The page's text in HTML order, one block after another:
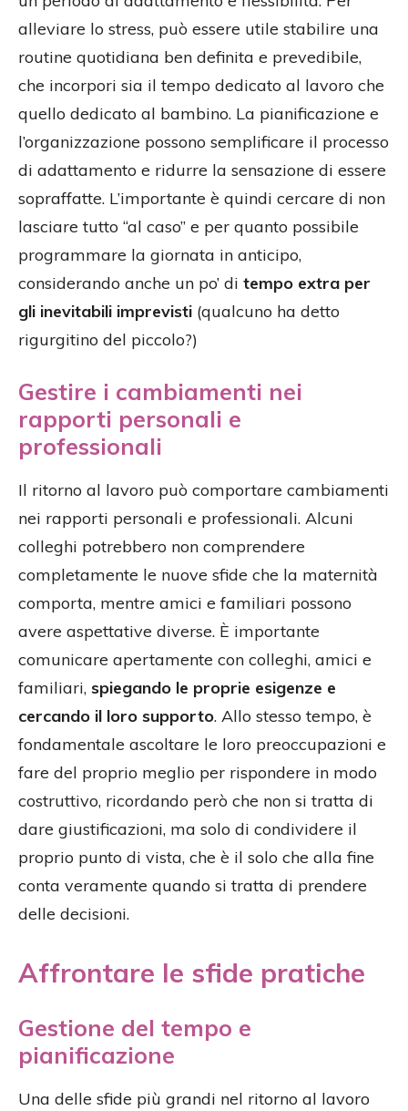
alleviare lo stress, può essere utile stabilire una
routine quotidiana ben definita e prevedibile,
che incorpori sia il tempo dedicato al lavoro che
quello dedicato al bambino. La pianificazione e
l’organizzazione possono semplificare il processo
di adattamento e ridurre la sensazione di essere
sopraffatte. L’importante è quindi cercare di non
lasciare tutto “al caso” e per quanto possibile
programmare la giornata in anticipo,
considerando anche un po’ di tempo extra per
gli inevitabili imprevisti (qualcuno ha detto
rigurgitino del piccolo?)
Gestire i cambiamenti nei
rapporti personali e
professionali
Il ritorno al lavoro può comportare cambiamenti
nei rapporti personali e professionali. Alcuni
colleghi potrebbero non comprendere
completamente le nuove sfide che la maternità
comporta, mentre amici e familiari possono
avere aspettative diverse. È importante
comunicare apertamente con colleghi, amici e
familiari, spiegando le proprie esigenze e
cercando il loro supporto. Allo stesso tempo, è
fondamentale ascoltare le loro preoccupazioni e
fare del proprio meglio per rispondere in modo
costruttivo, ricordando però che non si tratta di
dare giustificazioni, ma solo di condividere il
proprio punto di vista, che è il solo che alla fine
conta veramente quando si tratta di prendere
delle decisioni.
Affrontare le sfide pratiche
Gestione del tempo e
pianificazione
Una delle sfide più grandi nel ritorno al lavoro